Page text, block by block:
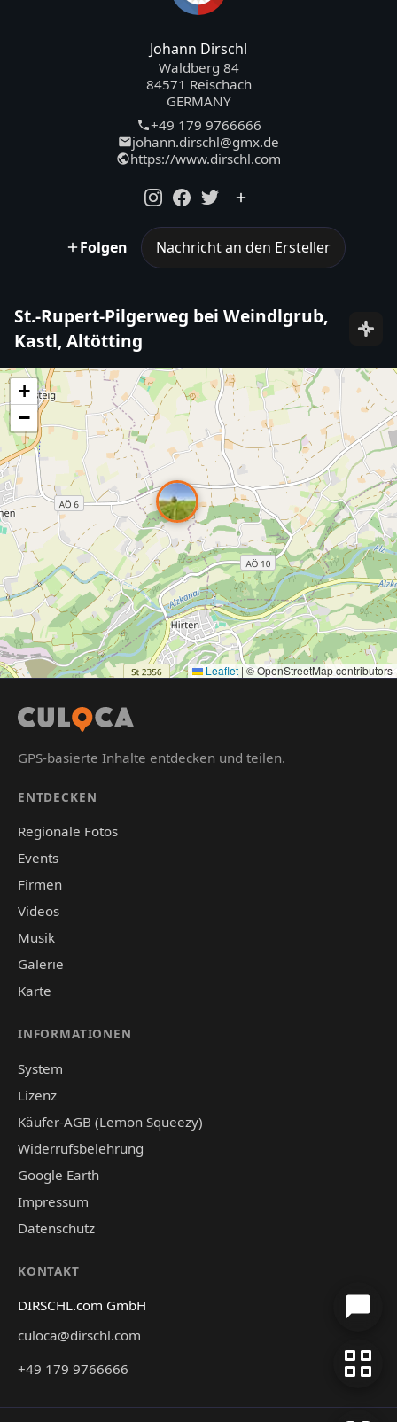
Johann Dirschl
Waldberg 84
84571 Reischach
GERMANY
+49 179 9766666
johann.dirschl@gmx.de
https://www.dirschl.com
Folgen Nachricht an den Ersteller
St.-Rupert-Pilgerweg bei Weindlgrub,
Kastl, Altötting
+
−
Leaflet |© OpenStreetMap contributors
GPS-basierte Inhalte entdecken und teilen.
ENTDECKEN
Regionale Fotos
Events
Firmen
Videos
Musik
Galerie
Karte
INFORMATIONEN
System
Lizenz
Käufer-AGB (Lemon Squeezy)
Widerrufsbelehrung
Google Earth
Impressum
Datenschutz
KONTAKT
DIRSCHL.com GmbH
culoca@dirschl.com
+49 179 9766666